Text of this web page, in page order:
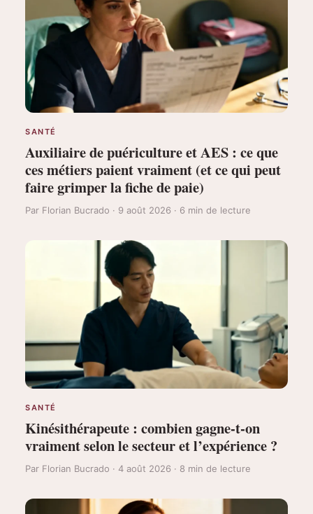
SANTÉ
Auxiliaire de puériculture et AES : ce que
ces métiers paient vraiment (et ce qui peut
faire grimper la fiche de paie)
Par Florian Bucrado · 9 août 2026 · 6 min de lecture
SANTÉ
Kinésithérapeute : combien gagne-t-on
vraiment selon le secteur et l’expérience ?
Par Florian Bucrado · 4 août 2026 · 8 min de lecture